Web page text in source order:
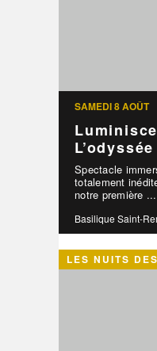
SAMEDI 8 AOÛT
Spectacle
totalement
notre première ...
Basilique Saint-
LES NUITS